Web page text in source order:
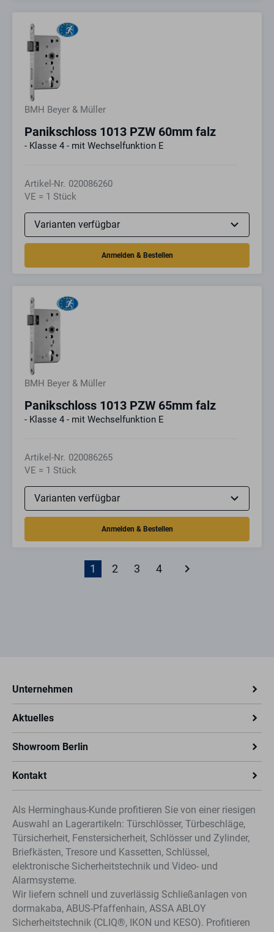
BMH Beyer & Müller
Panikschloss 1013 PZW 60mm falz
- Klasse 4 - mit Wechselfunktion E
Artikel-Nr. 020086260
VE = 1 Stück
BMH Beyer & Müller
Panikschloss 1013 PZW 65mm falz
- Klasse 4 - mit Wechselfunktion E
Artikel-Nr. 020086265
VE = 1 Stück
1 2 3 4 keyboard_arrow_right
Unternehmen
Aktuelles
Showroom Berlin
Kontakt
Als Herminghaus-Kunde profitieren Sie von einer riesigen
Auswahl an Lagerartikeln: Türschlösser, Türbeschläge,
Türsicherheit, Fenstersicherheit, Schlösser und Zylinder,
Briefkästen, Tresore und Kassetten, Schlüssel,
elektronische Sicherheitstechnik und Video- und
Alarmsysteme.
Wir liefern schnell und zuverlässig Schließanlagen von
dormakaba, ABUS-Pfaffenhain, ASSA ABLOY
Sicherheitstechnik (CLIQ®, IKON und KESO). Profitieren